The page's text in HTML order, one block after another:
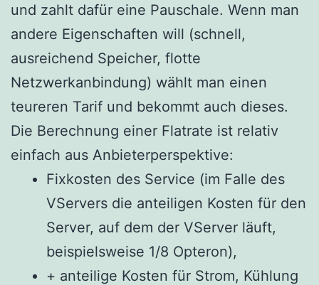
und zahlt dafür eine Pauschale. Wenn man
andere Eigenschaften will (schnell,
ausreichend Speicher, flotte
Netzwerkanbindung) wählt man einen
teureren Tarif und bekommt auch dieses.
Die Berechnung einer Flatrate ist relativ
einfach aus Anbieterperspektive:
Fixkosten des Service (im Falle des
VServers die anteiligen Kosten für den
Server, auf dem der VServer läuft,
beispielsweise 1/8 Opteron),
+ anteilige Kosten für Strom, Kühlung